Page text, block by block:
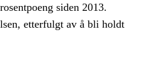
siden 2013.
etterfulgt av å bli holdt